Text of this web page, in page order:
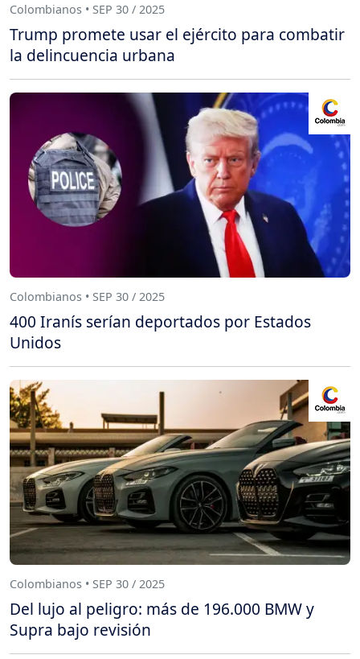
Colombianos • SEP 30 / 2025
Trump promete usar el ejército para combatir
la delincuencia urbana
Colombianos • SEP 30 / 2025
400 Iranís serían deportados por Estados
Unidos
Colombianos • SEP 30 / 2025
Del lujo al peligro: más de 196.000 BMW y
Supra bajo revisión